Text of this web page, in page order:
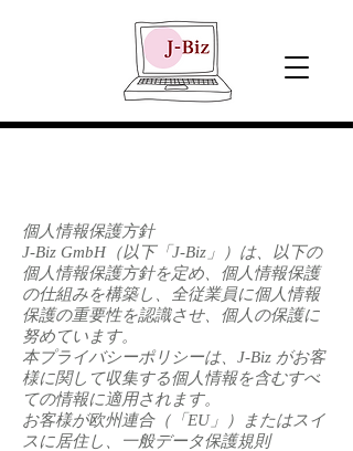
個人情報保護方針
J-Biz GmbH（以下「J-Biz」）は、以下の
個人情報保護方針を定め、個人情報保護
の仕組みを構築し、全従業員に個人情報
保護の重要性を認識させ、個人の保護に
努めています。
本プライバシーポリシーは、J-Biz がお客
様に関して収集する個人情報を含むすべ
ての情報に適用されます。
お客様が欧州連合（「EU」）またはスイ
スに居住し、一般データ保護規則